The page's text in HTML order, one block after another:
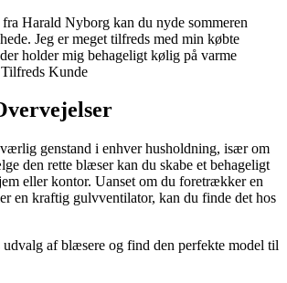
Harald Nyborg kan du nyde sommeren
Jeg er meget tilfreds med min købte
holder mig behageligt kølig på varme
Kunde
genstand i enhver husholdning, især om
den rette blæser kan du skabe et behageligt
eller kontor. Uanset om du foretrækker en
en kraftig gulvventilator, kan du finde det hos
udvalg af blæsere og find den perfekte model til